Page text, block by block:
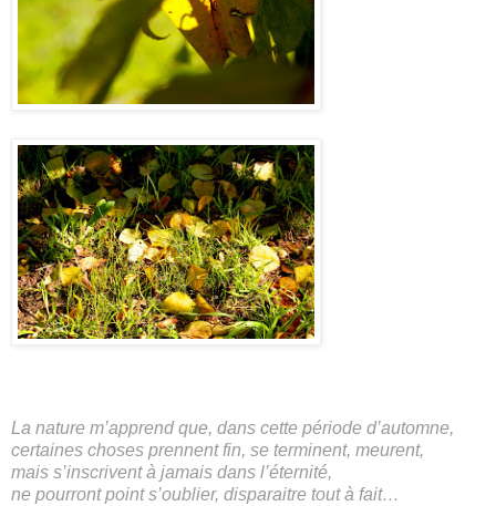
La nature m’apprend que, dans cette période d’automne,
certaines choses prennent fin, se terminent, meurent,
mais s’inscrivent à jamais dans l’éternité,
ne pourront point s’oublier, disparaitre tout à fait…